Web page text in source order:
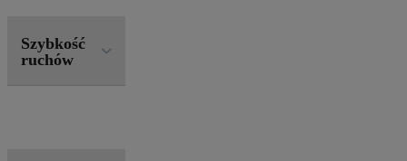
Szybkość
ruchów